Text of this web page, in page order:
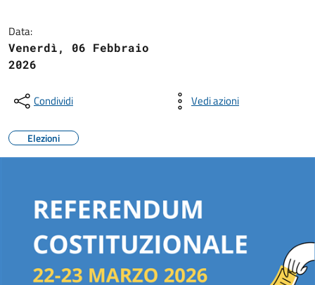
Data:
Venerdì, 06 Febbraio
2026
Condividi Vedi azioni
Elezioni